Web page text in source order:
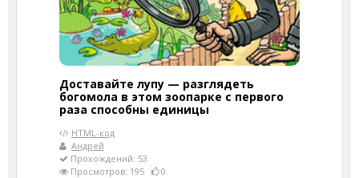
Доставайте лупу — разглядеть
богомола в этом зоопарке с первого
раза способны единицы
HTML-код
Андрей
Прохождений: 53
Просмотров: 195
0